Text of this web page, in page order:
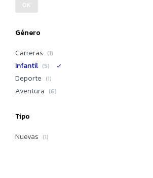
OK
Género
Carreras (1)
Infantil (5)
Deporte (1)
Aventura (6)
Tipo
Nuevas (1)